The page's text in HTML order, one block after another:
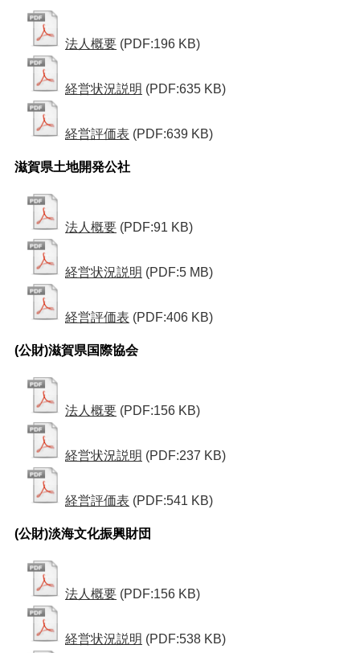
法人概要 (PDF:196 KB)
経営状況説明 (PDF:635 KB)
経営評価表 (PDF:639 KB)
滋賀県土地開発公社
法人概要 (PDF:91 KB)
経営状況説明 (PDF:5 MB)
経営評価表 (PDF:406 KB)
(公財)滋賀県国際協会
法人概要 (PDF:156 KB)
経営状況説明 (PDF:237 KB)
経営評価表 (PDF:541 KB)
(公財)淡海文化振興財団
法人概要 (PDF:156 KB)
経営状況説明 (PDF:538 KB)